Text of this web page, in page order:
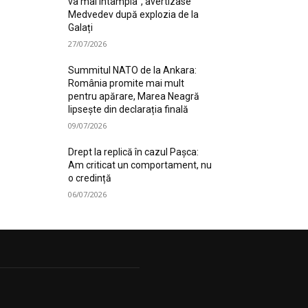
Medvedev după explozia de la
Galați
27/07/2026
Summitul NATO de la Ankara:
România promite mai mult
pentru apărare, Marea Neagră
lipsește din declarația finală
09/07/2026
Drept la replică în cazul Pașca:
Am criticat un comportament, nu
o credință
06/07/2026